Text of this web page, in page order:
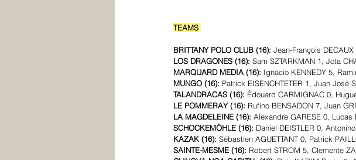
TEAMS
BRITTANY POLO CLUB (16): Jean-François
LOS DRAGONES (16): Sam SZTARKMAN 1, Jota
MARQUARD MEDIA (16): Ignacio KENNEDY 5,
MUNGO (16): Patrick EISENCHTETER 1, Juan José
TALANDRACAS (16): Édouard CARMIGNAC 0,
LE POMMERAY (16): Rufino BENSADON 7, Juan
LA MAGDELEINE (16): Alexandre GARESE 0, Lucas
SCHOCKEMÖHLE (16): Daniel DEISTLER 0,
KAZAK (16): Sébastien AGUETTANT 0, Patrick
SAINTE-MESME (16): Robert STROM 5, Clemente